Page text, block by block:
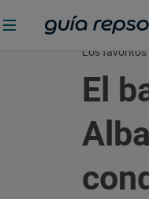
Los favoritos
El